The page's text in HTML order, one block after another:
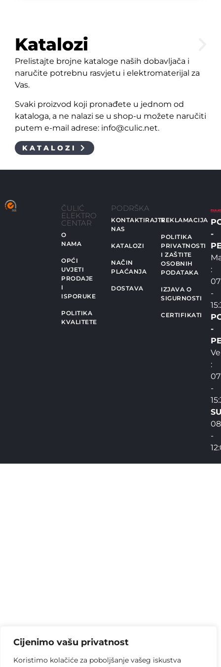
Cijenimo vašu privatnost
Koristimo kolačiće za poboljšanje vašeg iskustva
Katalozi
Prelistajte brojne kataloge naših dobavljača i
naručite potrebnu rasvjetu i elektromaterijal za
Vas.
Svaki proizvod koji pronađete u jednom od
kataloga, a ne nalazi se u shop-u možete naručiti
putem e-mail adrese: info@culic.net.
KATALOZI
ČULIĆ
ELEKTRO
CENTAR
O
NAMA
OPĆI
UVJETI
PRODAJE
I
ISPORUKE
POLITIKA
KVALITETE
PODRŠKA
KONTAKTIRAJTE
NAS
KATALOZI
NAČIN
PLAĆANJA
DOSTAVA
REKLAMACIJA
POLITIKA
PRIVATNOSTI
I ZAŠTITE
OSOBNIH
PODATAKA
IZJAVA O
SIGURNOSTI
CERTIFIKATI
-
:
-
-
:
-
-